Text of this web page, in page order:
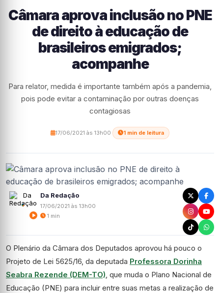
Câmara aprova inclusão no PNE
de direito à educação de
brasileiros emigrados;
acompanhe
Para relator, medida é importante também após a pandemia,
pois pode evitar a contaminação por outras doenças
contagiosas
17/06/2021 às 13h00 1 min de leitura
Da Redação
17/06/2021 às 13h00
1 min
O Plenário da Câmara dos Deputados aprovou há pouco o
Projeto de Lei 5625/16, da deputada Professora Dorinha
Seabra Rezende (DEM-TO), que muda o Plano Nacional de
Educação (PNE) para incluir entre suas metas a realização de